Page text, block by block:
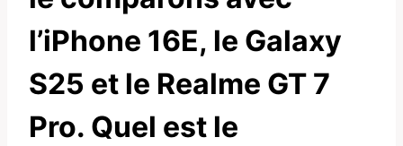
l’iPhone 16E, le Galaxy
S25 et le Realme GT 7
Pro. Quel est le